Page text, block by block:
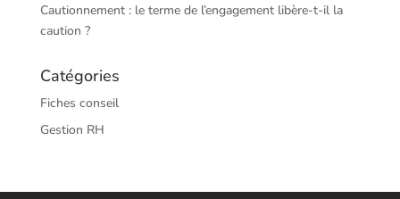
Cautionnement : le terme de l’engagement libère-t-il la
caution ?
Catégories
Fiches conseil
Gestion RH